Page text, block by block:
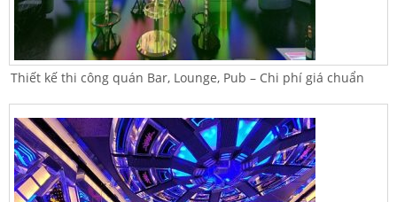
Thiết kế thi công quán Bar, Lounge, Pub – Chi phí giá chuẩn